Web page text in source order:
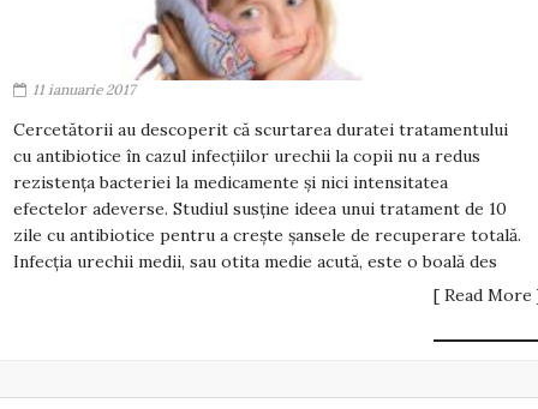
11 ianuarie 2017
Cercetătorii au descoperit că scurtarea duratei tratamentului
cu antibiotice în cazul infecțiilor urechii la copii nu a redus
rezistența bacteriei la medicamente și nici intensitatea
efectelor adeverse. Studiul susține ideea unui tratament de 10
zile cu antibiotice pentru a crește șansele de recuperare totală.
Infecția urechii medii, sau otita medie acută, este o boală des
[ Read More